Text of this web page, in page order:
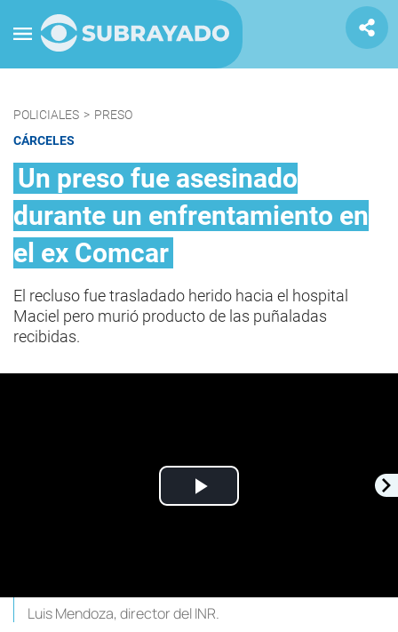
POLICIALES > PRESO
CÁRCELES
Un preso fue asesinado
durante un enfrentamiento en
el ex Comcar
El recluso fue trasladado herido hacia el hospital
Maciel pero murió producto de las puñaladas
recibidas.
Play
Luis Mendoza, director del INR.